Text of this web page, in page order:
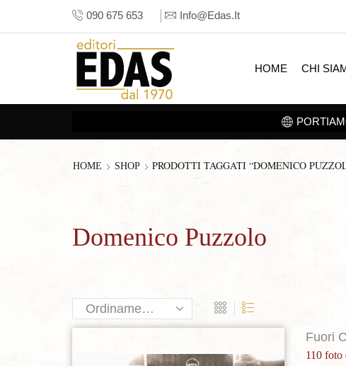
090 675 653 Info@edas.it
HOME CHI
HOME SHOP PRODOTTI TAGGATI “DOMENICO
Domenico Puzzolo
Fuori
110